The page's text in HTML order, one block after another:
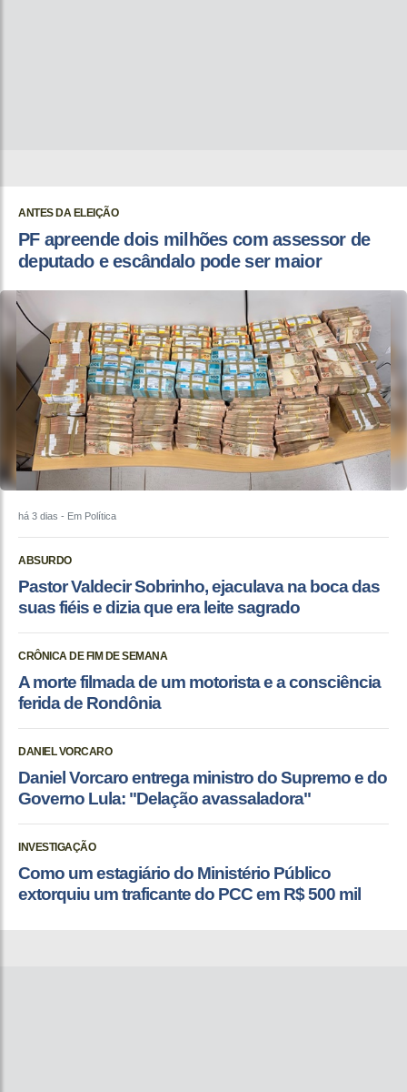
ANTES DA ELEIÇÃO
PF apreende dois milhões com assessor de
deputado e escândalo pode ser maior
há 3 dias - Em Política
ABSURDO
Pastor Valdecir Sobrinho, ejaculava na boca das
suas fiéis e dizia que era leite sagrado
CRÔNICA DE FIM DE SEMANA
A morte filmada de um motorista e a consciência
ferida de Rondônia
DANIEL VORCARO
Daniel Vorcaro entrega ministro do Supremo e do
Governo Lula: "Delação avassaladora"
INVESTIGAÇÃO
Como um estagiário do Ministério Público
extorquiu um traficante do PCC em R$ 500 mil